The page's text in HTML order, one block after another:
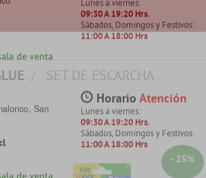
de venta
Lunes a viernes:
09:30 A 19:20 Hrs.
Sábados, Domingos y Festivos:
11:00 A 18:00 Hrs
de venta
Horario Atención
Lunes a viernes:
09:30 A 19:20 Hrs.
Sábados, Domingos y Festivos:
11:00 A 18:00 Hrs
+
SET DE ESCARCHA
- 25%